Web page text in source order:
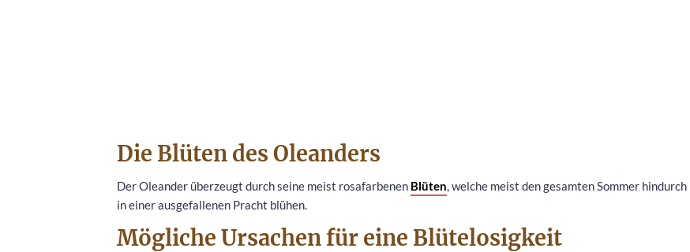
Die Blüten des Oleanders
Der Oleander überzeugt durch seine meist rosafarbenen Blüten, welche meist den gesamten Sommer hindurch
in einer ausgefallenen Pracht blühen.
Mögliche Ursachen für eine Blütelosigkeit